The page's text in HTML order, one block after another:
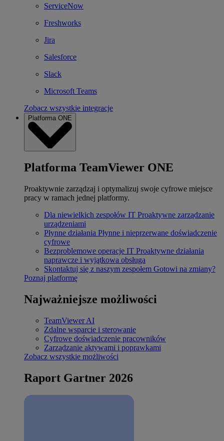
ServiceNow
Freshworks
Jira
Salesforce
Slack
Microsoft Teams
Zobacz wszystkie integracje
Platforma ONE
Platforma TeamViewer ONE
Proaktywnie zarządzaj i optymalizuj swoje cyfrowe miejsce
pracy w ramach jednej platformy.
Dla niewielkich zespołów IT Proaktywne zarządzanie
urządzeniami
Płynne działania Płynne i nieprzerwane doświadczenie
cyfrowe
Bezproblemowe operacje IT Proaktywne działania
naprawcze i wyjątkowa obsługa
Skontaktuj się z naszym zespołem Gotowi na zmiany?
Poznaj platformę
Najważniejsze możliwości
TeamViewer AI
Zdalne wsparcie i sterowanie
Cyfrowe doświadczenie pracowników
Zarządzanie aktywami i poprawkami
Zobacz wszystkie możliwości
Raport Gartner 2026